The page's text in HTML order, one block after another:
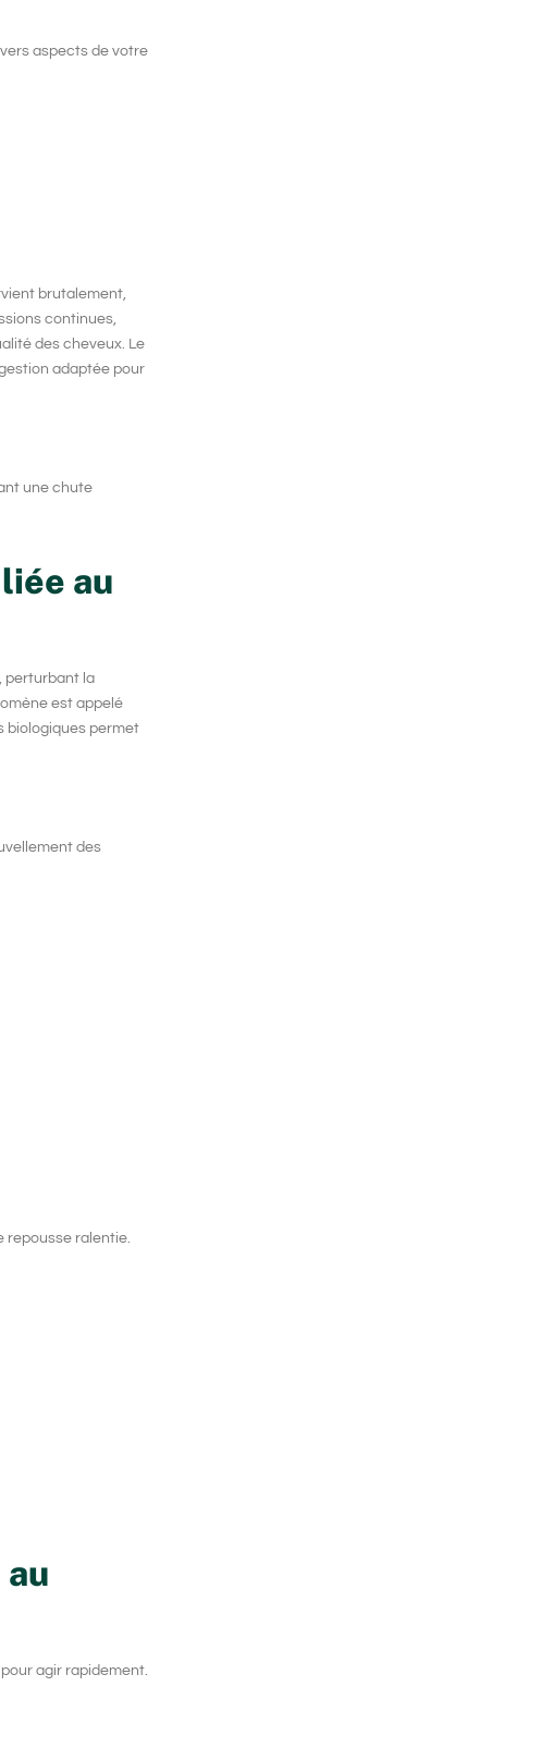
aspects de votre
brutalement,
continues,
des cheveux. Le
adaptée pour
une chute
au
perturbant la
est appelé
biologiques permet
des
ralentie.
agir rapidement.